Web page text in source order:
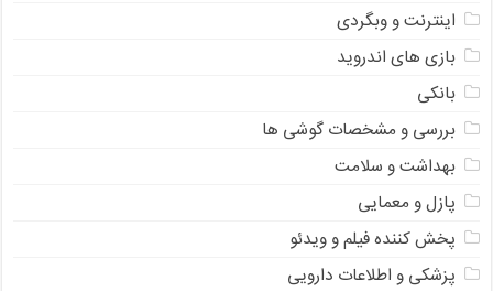
اینترنت و وبگردی
بازی های اندروید
بانکی
بررسی و مشخصات گوشی ها
بهداشت و سلامت
پازل و معمایی
پخش کننده فیلم و ویدئو
پزشکی و اطلاعات دارویی